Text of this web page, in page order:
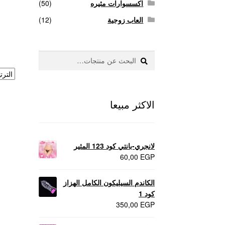
اكسسوارات مثيره
(50)
العاب زوجية
(12)
البحث
عن:
بحث
الاكثر مبيعا
لانجري-بانتي كود 123 المثير
60,00 EGP
الكاندم السيليكون الكامل الهزاز
كود 1
350,00 EGP